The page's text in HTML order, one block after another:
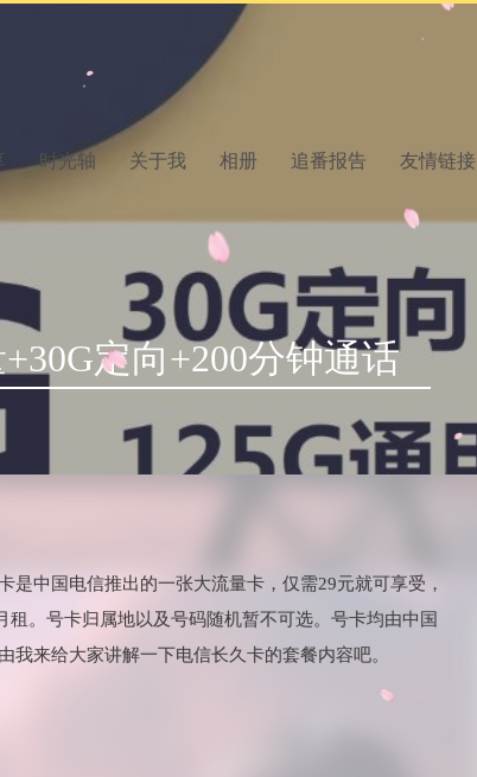
时光轴 关于我 相册 追番报告 友情链接
定向+200分钟通话
中国电信推出的一张大流量卡，仅需29元就可享受，
。号卡归属地以及号码随机暂不可选。号卡均由中国
来给大家讲解一下电信长久卡的套餐内容吧。